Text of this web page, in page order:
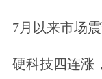
韧性，这
匹配。”华
7月以来市场
硬科技四连涨